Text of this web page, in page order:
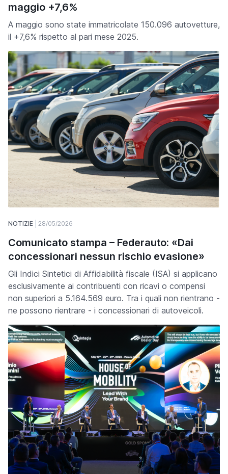
maggio +7,6%
A maggio sono state immatricolate 150.096 autovetture,
il +7,6% rispetto al pari mese 2025.
NOTIZIE 28/05/2026
Comunicato stampa – Federauto: «Dai
concessionari nessun rischio evasione»
Gli Indici Sintetici di Affidabilità fiscale (ISA) si applicano
esclusivamente ai contribuenti con ricavi o compensi
non superiori a 5.164.569 euro. Tra i quali non rientrano -
ne possono rientrare - i concessionari di autoveicoli.